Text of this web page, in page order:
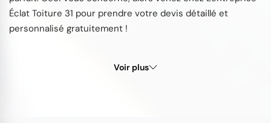
Éclat Toiture 31 pour prendre votre devis détaillé et
personnalisé gratuitement !
Voir plus